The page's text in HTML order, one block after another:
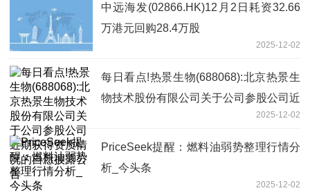
中远海发(02866.HK)12月2日耗资32.66
万港元回购28.4万股
2025-12-02
每日看点!热景生物(688068):北京热景生
物技术股份有限公司关于公司参股公司近
2025-12-02
PriceSeek提醒：燃料油弱势整理行情分
析_今头条
2025-12-02